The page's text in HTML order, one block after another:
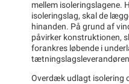
mellem isoleringslagene.
isoleringslag, skal de
hinanden. På grund af
påvirker konstruktionen,
forankres løbende i
Overdæk udlagt isolering